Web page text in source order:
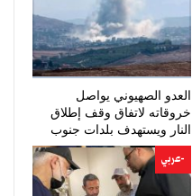
العدو الصهيوني يواصل
خروقاته لاتفاق وقف إطلاق
النار ويستهدف بلدات جنوب
لبنان
-عربي